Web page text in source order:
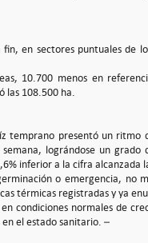
fin, en sectores puntuales de
10.700 menos en
las 108.500 ha.
temprano presentó un
lográndose un
inferior a la cifra
o emergencia, no
térmicas registradas y ya
condiciones normales de
el estado sanitario. –